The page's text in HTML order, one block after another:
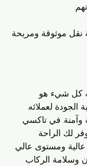
موثوقة ومريحة
كل شيء هو
الجودة لعملائه.
وآمنة. في تاكسي
لك الراحة
عالية ومستوى عالي
وسلامة الركاب